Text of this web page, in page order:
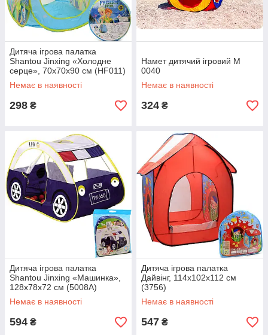
Дитяча ігрова палатка
Shantou Jinxing «Холодне
серце», 70х70х90 см (HF011)
Немає в наявності
298 ₴
Намет дитячий ігровий M
0040
Немає в наявності
324 ₴
Дитяча ігрова палатка
Shantou Jinxing «Машинка»,
128х78х72 см (5008A)
Немає в наявності
594 ₴
Дитяча ігрова палатка
Дайвінг, 114х102х112 см
(3756)
Немає в наявності
547 ₴